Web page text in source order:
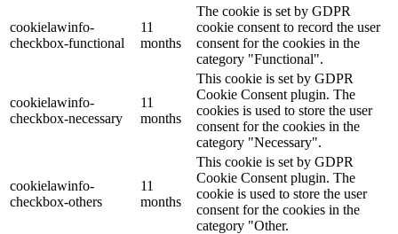
cookielawinfo-
checkbox-functional
11
months
The cookie is set by GDPR
cookie consent to record the user
consent for the cookies in the
category "Functional".
cookielawinfo-
checkbox-necessary
11
months
This cookie is set by GDPR
Cookie Consent plugin. The
cookies is used to store the user
consent for the cookies in the
category "Necessary".
cookielawinfo-
checkbox-others
11
months
This cookie is set by GDPR
Cookie Consent plugin. The
cookie is used to store the user
consent for the cookies in the
category "Other.